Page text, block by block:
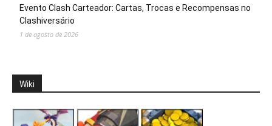
Evento Clash Carteador: Cartas, Trocas e Recompensas no
Clashiversário
1 de agosto de 2026
Wiki